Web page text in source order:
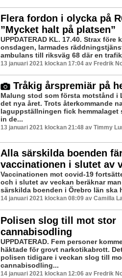
Flera fordon i olycka på
”Mycket halt på platsen”
UPPDATERAD KL. 17.40. Strax före
onsdagen, larmades
ambulans till riksväg 68 där en
13 januari 2021 klockan 17:04 av Fredrik
Tråkig årspremiär på
Malung stod som första motstånd i
det nya året. Trots återkommande
laguppställningen fick hemmalaget
in de...
13 januari 2021 klockan 21:48 av Timmy
Alla särskilda boenden
vaccinationen i slutet av
Vaccinationen mot covid-19
och i slutet av veckan beräknar
särskilda boenden i Örebro län ska
14 januari 2021 klockan 08:09 av Camilla
Polisen slog till mot stor
cannabisodling
UPPDATERAD. Fem personer
häktade för grovt narkotikabrott.
polisen tidigare i veckan slog till
cannabisodling...
14 januari 2021 klockan 12:06 av Fredrik